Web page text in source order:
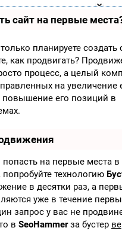
сайт на первые
планируете создать
как продвигать?
процесс, а целый
на увеличение
его позиций в
на первые места в
технологию
в десятки раз, а
уже в течение
запрос у вас не
в SeoHammerза бустер
ла
ор
м
ы
Xbox
iOS
MacOS
Sega